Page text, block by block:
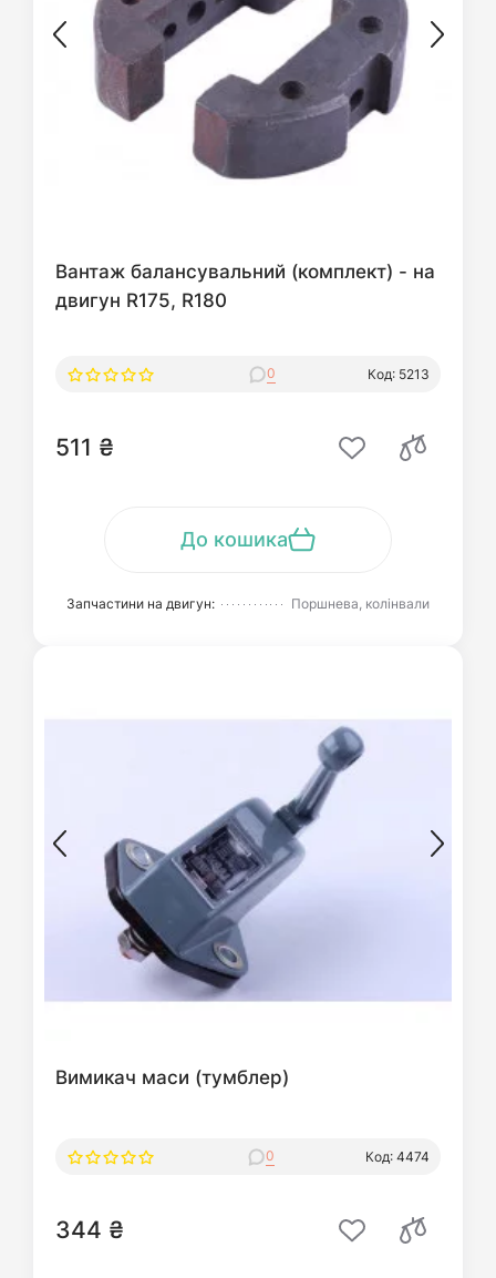
Вантаж балансувальний (комплект) - на
двигун R175, R180
0 Код: 5213
511 ₴
До кошика
Запчастини на двигун: Поршнева, колінвали
Вимикач маси (тумблер)
0 Код: 4474
344 ₴